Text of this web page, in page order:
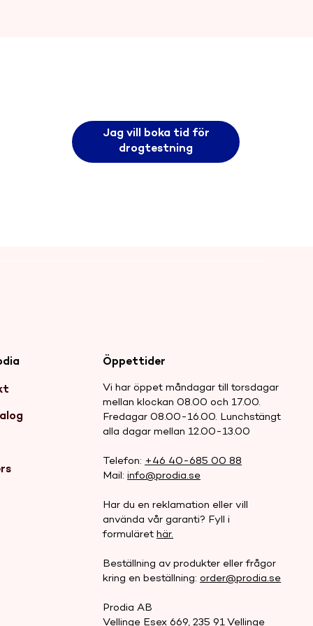
Jag vill boka tid för
drogtestning
Öppettider
Vi har öppet måndagar till torsdagar
mellan klockan 08.00 och 17.00.
Fredagar 08.00-16.00. Lunchstängt
alla dagar mellan 12.00-13.00
Telefon: +46 40-685 00 88
Mail:info@prodia.se
Har du en reklamation eller vill
använda vår garanti? Fyll i
formuläret här.
Beställning av produkter eller frågor
kring en beställning:order@prodia.se
Prodia AB
Vellinge Esex 669, 235 91 Vellinge